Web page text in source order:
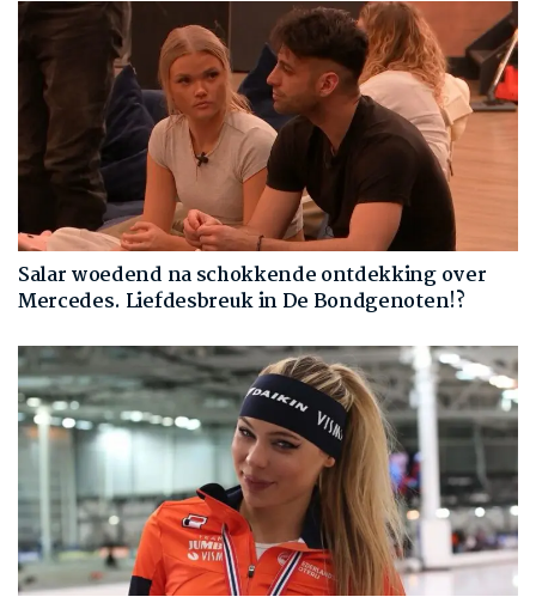
Salar woedend na schokkende ontdekking over
Mercedes. Liefdesbreuk in De Bondgenoten!?